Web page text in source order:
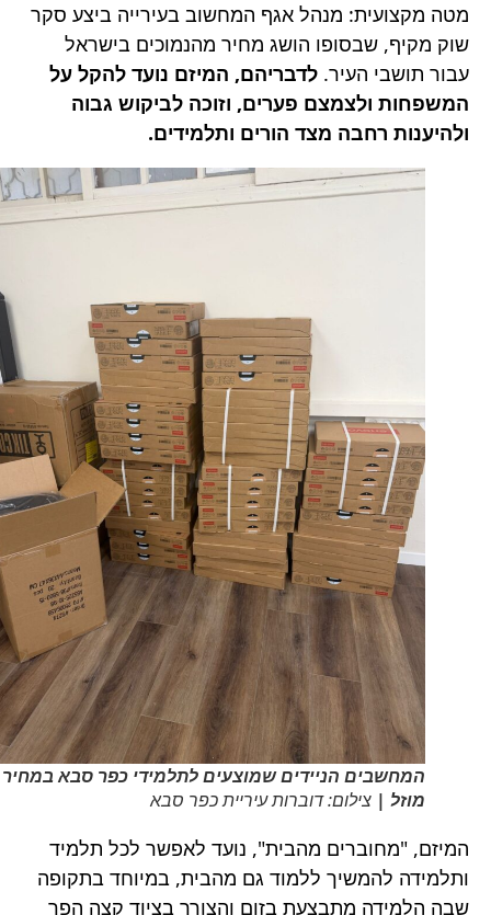
מטה מקצועית: מנהל אגף המחשוב בעירייה ביצע סקר
שוק מקיף, שבסופו הושג מחיר מהנמוכים בישראל
עבור תושבי העיר.לדבריהם, המיזם נועד להקל על
המשפחות ולצמצם פערים, וזוכה לביקוש גבוה
ולהיענות רחבה מצד הורים ותלמידים.
המחשבים הניידים שמוצעים לתלמידי כפר סבא במחיר
מוזל |צילום: דוברות עיריית כפר סבא
המיזם, "מחוברים מהבית", נועד לאפשר לכל תלמיד
ותלמידה להמשיך ללמוד גם מהבית, במיוחד בתקופה
שבה הלמידה מתבצעת בזום והצורך בציוד קצה הפך